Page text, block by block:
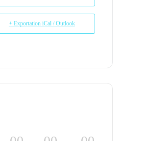
+ Exportation iCal / Outlook